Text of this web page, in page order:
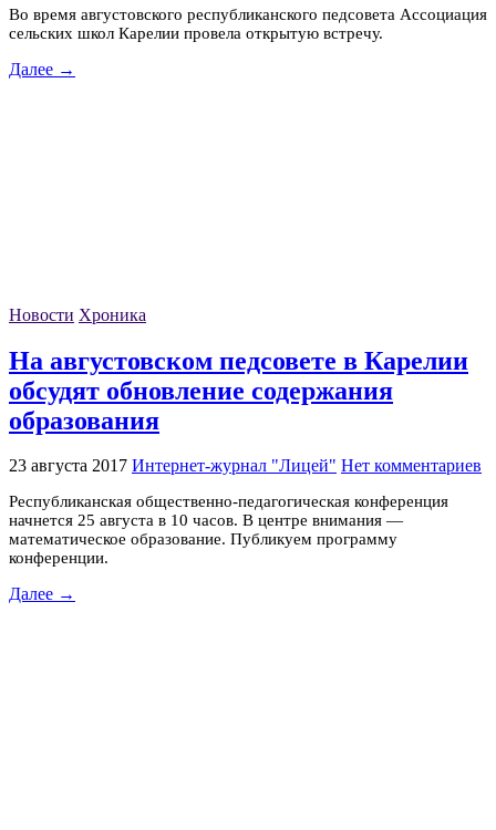
Во время августовского республиканского педсовета Ассоциация
сельских школ Карелии провела открытую встречу.
Далее →
Новости Хроника
На августовском педсовете в Карелии
обсудят обновление содержания
образования
23 августа 2017 Интернет-журнал "Лицей" Нет комментариев
Республиканская общественно-педагогическая конференция
начнется 25 августа в 10 часов. В центре внимания —
математическое образование. Публикуем программу
конференции.
Далее →